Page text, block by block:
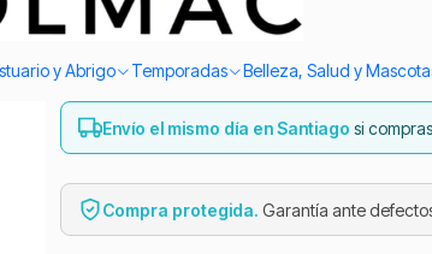
y Abrigo Temporadas Belleza, Salud y
Cantidad
Envío el mismo día en Santiago si
Compra protegida. Garantía ante